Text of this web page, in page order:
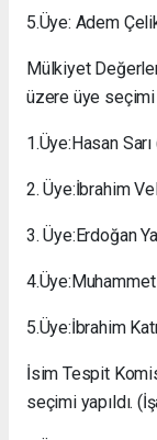
5.Üye: Adem
Mülkiyet
üzere üye seçimi
1.Üye:Hasan
2. Üye:İbrahim
3. Üye:Erdoğan
5.Üye:İbrahim
İsim Tespit
seçimi yapıldı.